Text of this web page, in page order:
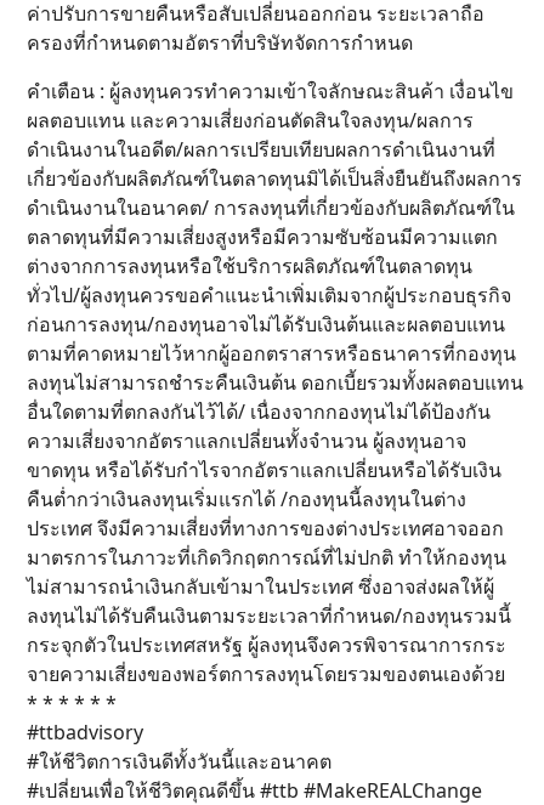
ค่าปรับการขายคืนหรือสับเปลี่ยนออกก่อน ระยะเวลาถือ
ครองที่กำหนดตามอัตราที่บริษัทจัดการกำหนด
คำเตือน : ผู้ลงทุนควรทำความเข้าใจลักษณะสินค้า เงื่อนไข
ผลตอบแทน และความเสี่ยงก่อนตัดสินใจลงทุน/ผลการ
ดำเนินงานในอดีต/ผลการเปรียบเทียบผลการดำเนินงานที่
เกี่ยวข้องกับผลิตภัณฑ์ในตลาดทุนมิได้เป็นสิ่งยืนยันถึงผลการ
ดำเนินงานในอนาคต/ การลงทุนที่เกี่ยวข้องกับผลิตภัณฑ์ใน
ตลาดทุนที่มีความเสี่ยงสูงหรือมีความซับซ้อนมีความแตก
ต่างจากการลงทุนหรือใช้บริการผลิตภัณฑ์ในตลาดทุน
ทั่วไป/ผู้ลงทุนควรขอคำแนะนำเพิ่มเติมจากผู้ประกอบธุรกิจ
ก่อนการลงทุน/กองทุนอาจไม่ได้รับเงินต้นและผลตอบแทน
ตามที่คาดหมายไว้หากผู้ออกตราสารหรือธนาคารที่กองทุน
ลงทุนไม่สามารถชําระคืนเงินต้น ดอกเบี้ยรวมทั้งผลตอบแทน
อื่นใดตามที่ตกลงกันไว้ได้/ เนื่องจากกองทุนไม่ได้ป้องกัน
ความเสี่ยงจากอัตราแลกเปลี่ยนทั้งจำนวน ผู้ลงทุนอาจ
ขาดทุน หรือได้รับกำไรจากอัตราแลกเปลี่ยนหรือได้รับเงิน
คืนต่ำกว่าเงินลงทุนเริ่มแรกได้ /กองทุนนี้ลงทุนในต่าง
ประเทศ จึงมีความเสี่ยงที่ทางการของต่างประเทศอาจออก
มาตรการในภาวะที่เกิดวิกฤตการณ์ที่ไม่ปกติ ทำให้กองทุน
ไม่สามารถนำเงินกลับเข้ามาในประเทศ ซึ่งอาจส่งผลให้ผู้
ลงทุนไม่ได้รับคืนเงินตามระยะเวลาที่กำหนด/กองทุนรวมนี้
กระจุกตัวในประเทศสหรัฐ ผู้ลงทุนจึงควรพิจารณาการกระ
จายความเสี่ยงของพอร์ตการลงทุนโดยรวมของตนเองด้วย
* * * * * *
#ttbadvisory
#ให้ชีวิตการเงินดีทั้งวันนี้และอนาคต
#เปลี่ยนเพื่อให้ชีวิตคุณดีขึ้น #ttb #MakeREALChange